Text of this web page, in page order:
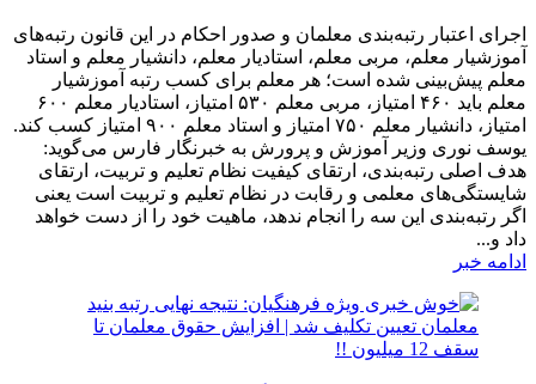
اجرای اعتبار رتبه‌بندی معلمان و صدور احکام در این قانون رتبه‌های
آموزشیار معلم، مربی معلم، استادیار معلم، دانشیار معلم و استاد
معلم پیش‌بینی شده است؛ هر معلم برای کسب رتبه آموزشیار
معلم باید ۴۶۰ امتیاز، مربی معلم ۵۳۰ امتیاز، استادیار معلم ۶۰۰
امتیاز، دانشیار معلم ۷۵۰ امتیاز و استاد معلم ۹۰۰ امتیاز کسب کند.
یوسف نوری وزیر آموزش و پرورش به خبرنگار فارس می‌گوید:
هدف اصلی رتبه‌بندی، ارتقای کیفیت نظام تعلیم و تربیت، ارتقای
شایستگی‌های معلمی و رقابت در نظام تعلیم و تربیت است یعنی
اگر رتبه‌بندی این سه را انجام ندهد، ماهیت خود را از دست خواهد
داد و...
ادامه خبر